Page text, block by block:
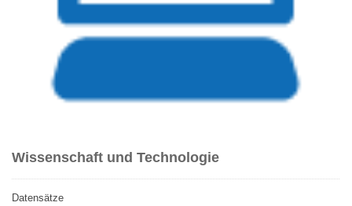
Wissenschaft und Technologie
Datensätze